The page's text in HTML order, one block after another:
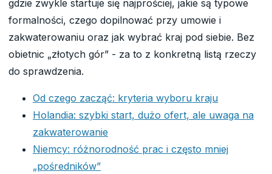
gdzie zwykle startuje się najprościej, jakie są typowe
formalności, czego dopilnować przy umowie i
zakwaterowaniu oraz jak wybrać kraj pod siebie. Bez
obietnic „złotych gór” - za to z konkretną listą rzeczy
do sprawdzenia.
Od czego zacząć: kryteria wyboru kraju
Holandia: szybki start, dużo ofert, ale uwaga na
zakwaterowanie
Niemcy: różnorodność prac i często mniej
„pośredników”